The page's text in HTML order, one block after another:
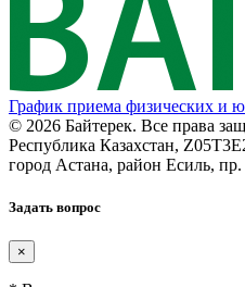
График приема физических и
© 2026 Байтерек. Все права
Республика Казахстан,
город Астана, район Есиль,
Задать вопрос
×